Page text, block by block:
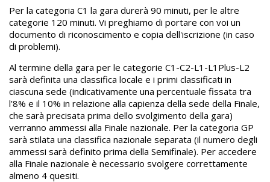
Per la categoria C1 la gara durerà 90 minuti, per le altre
categorie 120 minuti. Vi preghiamo di portare con voi un
documento di riconoscimento e copia dell'iscrizione (in caso
di problemi).
Al termine della gara per le categorie C1-C2-L1-L1Plus-L2
sarà definita una classifica locale e i primi classificati in
ciascuna sede (indicativamente una percentuale fissata tra
l’8% e il 10% in relazione alla capienza della sede della Finale,
che sarà precisata prima dello svolgimento della gara)
verranno ammessi alla Finale nazionale. Per la categoria GP
sarà stilata una classifica nazionale separata (il numero degli
ammessi sarà definito prima della Semifinale). Per accedere
alla Finale nazionale è necessario svolgere correttamente
almeno 4 quesiti.